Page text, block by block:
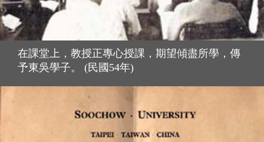
在課堂上，教授正專心授課，期望傾盡所學，傳
予東吳學子。 (民國54年)